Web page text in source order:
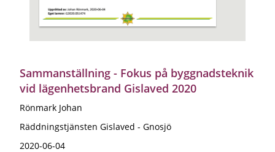
Sammanställning - Fokus på byggnadsteknik
vid lägenhetsbrand Gislaved 2020
Rönmark Johan
Räddningstjänsten Gislaved - Gnosjö
2020-06-04